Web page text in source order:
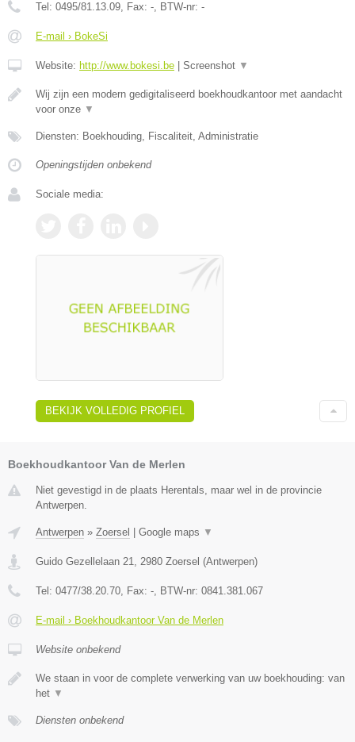
Tel: 0495/81.13.09, Fax: -, BTW-nr: -
E-mail › BokeSi
Website: http://www.bokesi.be Screenshot ▼
Wij zijn een modern gedigitaliseerd boekhoudkantoor met aandacht
voor onze ▼
Diensten: Boekhouding, Fiscaliteit, Administratie
Openingstijden onbekend
Sociale media:
BEKIJK VOLLEDIG PROFIEL
Boekhoudkantoor Van de Merlen
Niet gevestigd in de plaats Herentals, maar wel in de provincie
Antwerpen.
Antwerpen » Zoersel Google maps ▼
Guido Gezellelaan 21, 2980 Zoersel (Antwerpen)
Tel: 0477/38.20.70, Fax: -, BTW-nr: 0841.381.067
E-mail › Boekhoudkantoor Van de Merlen
Website onbekend
We staan in voor de complete verwerking van uw boekhouding: van
het ▼
Diensten onbekend